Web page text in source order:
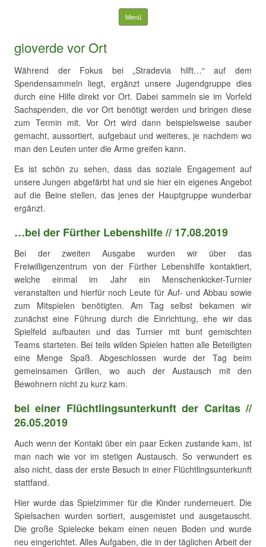
Menü Springe zum Inhalt
gioverde vor Ort
Während der Fokus bei „Stradevia hilft…“ auf dem
Spendensammeln liegt, ergänzt unsere Jugendgruppe dies
durch eine Hilfe direkt vor Ort. Dabei sammeln sie im Vorfeld
Sachspenden, die vor Ort benötigt werden und bringen diese
zum Termin mit. Vor Ort wird dann beispielsweise sauber
gemacht, aussortiert, aufgebaut und weiteres, je nachdem wo
man den Leuten unter die Arme greifen kann.
Es ist schön zu sehen, dass das soziale Engagement auf
unsere Jungen abgefärbt hat und sie hier ein eigenes Angebot
auf die Beine stellen, das jenes der Hauptgruppe wunderbar
ergänzt.
…bei der Fürther Lebenshilfe // 17.08.2019
Bei der zweiten Ausgabe wurden wir über das
Freiwilligenzentrum von der Fürther Lebenshilfe kontaktiert,
welche einmal im Jahr ein Menschenkicker-Turnier
veranstalten und hierfür noch Leute für Auf- und Abbau sowie
zum Mitspielen benötigten. Am Tag selbst bekamen wir
zunächst eine Führung durch die Einrichtung, ehe wir das
Spielfeld aufbauten und das Turnier mit bunt gemischten
Teams starteten. Bei teils wilden Spielen hatten alle Beteiligten
eine Menge Spaß. Abgeschlossen wurde der Tag beim
gemeinsamen Grillen, wo auch der Austausch mit den
Bewohnern nicht zu kurz kam.
bei einer Flüchtlingsunterkunft der Caritas //
26.05.2019
Auch wenn der Kontakt über ein paar Ecken zustande kam, ist
man nach wie vor im stetigen Austausch. So verwundert es
also nicht, dass der erste Besuch in einer Flüchtlingsunterkunft
stattfand.
Hier wurde das Spielzimmer für die Kinder runderneuert. Die
Spielsachen wurden sortiert, ausgemistet und ausgetauscht.
Die große Spielecke bekam einen neuen Boden und wurde
neu eingerichtet. Alles Aufgaben, die in der täglichen Arbeit der